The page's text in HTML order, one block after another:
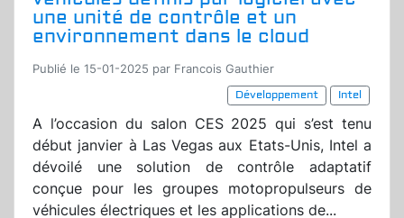
une unité de contrôle et un
environnement dans le cloud
Publié le 15-01-2025 par Francois Gauthier
Développement
Intel
A l’occasion du salon CES 2025 qui s’est tenu
début janvier à Las Vegas aux Etats-Unis, Intel a
dévoilé une solution de contrôle adaptatif
conçue pour les groupes motopropulseurs de
véhicules électriques et les applications de...